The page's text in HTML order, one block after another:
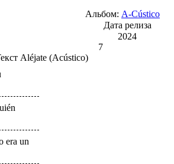
Альбом: A-Cústico
Дата релиза
2024
7
Aléjate (Acústico)
era un